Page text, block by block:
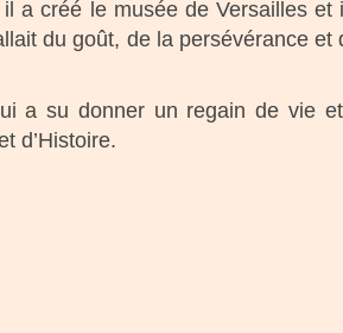
a créé le musée de Versailles et
du goût, de la persévérance et
a su donner un regain de vie
d’Histoire.